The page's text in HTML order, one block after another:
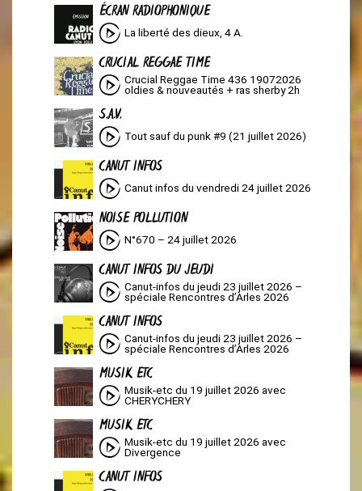
ÉCRAN RADIOPHONIQUE
La liberté des dieux, 4 A.
CRUCIAL REGGAE TIME
Crucial Reggae Time 436 19072026
oldies & nouveautés + ras sherby 2h
S.A.V.
Tout sauf du punk #9 (21 juillet 2026)
CANUT INFOS
Canut infos du vendredi 24 juillet 2026
NOISE POLLUTION
N°670 – 24 juillet 2026
CANUT INFOS DU JEUDI
Canut-infos du jeudi 23 juillet 2026 –
spéciale Rencontres d’Arles 2026
CANUT INFOS
Canut-infos du jeudi 23 juillet 2026 –
spéciale Rencontres d’Arles 2026
MUSIK ETC
Musik-etc du 19 juillet 2026 avec
CHERYCHERY
MUSIK ETC
Musik-etc du 19 juillet 2026 avec
Divergence
CANUT INFOS